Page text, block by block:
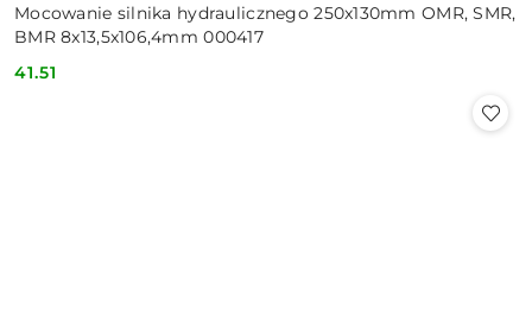
Mocowanie silnika hydraulicznego 250x130mm OMR, SMR,
BMR 8x13,5x106,4mm 000417
Cena:
41.51